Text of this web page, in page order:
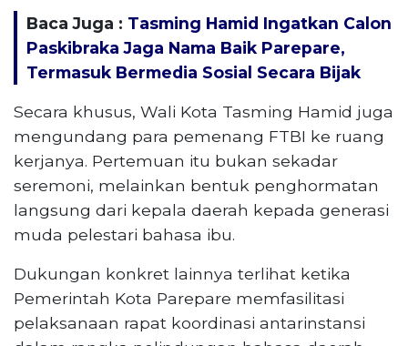
Baca Juga : Tasming Hamid Ingatkan Calon
Paskibraka Jaga Nama Baik Parepare,
Termasuk Bermedia Sosial Secara Bijak
Secara khusus, Wali Kota Tasming Hamid juga
mengundang para pemenang FTBI ke ruang
kerjanya. Pertemuan itu bukan sekadar
seremoni, melainkan bentuk penghormatan
langsung dari kepala daerah kepada generasi
muda pelestari bahasa ibu.
Dukungan konkret lainnya terlihat ketika
Pemerintah Kota Parepare memfasilitasi
pelaksanaan rapat koordinasi antarinstansi